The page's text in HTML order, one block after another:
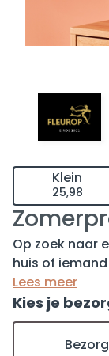
Op zoek naar
huis of
het boeket
Dit prachtige
zonnebloem,
Lees meer
Klein
25,98
Kies je